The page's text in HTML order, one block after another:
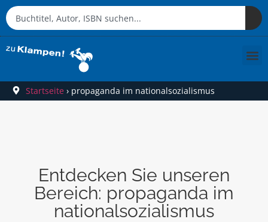
Startseite › propaganda im nationalsozialismus
Entdecken Sie unseren
Bereich: propaganda im
nationalsozialismus